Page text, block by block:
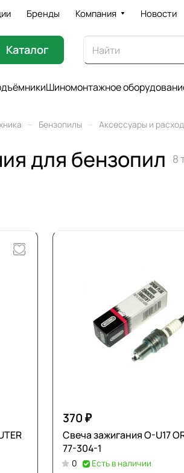
Бренды Компания Новости
Каталог
Шиномонтажное
– Бензопилы – Аксессуары и
для бензопил 8
370 ₽
Свеча зажигания O-U17
77-304-1
0 Есть в наличии